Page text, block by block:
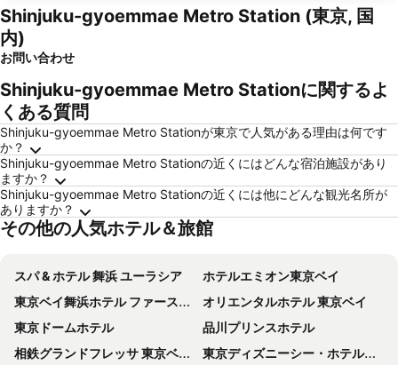
Shinjuku-gyoemmae Metro Station (東京, 国
内)
お問い合わせ
Shinjuku-gyoemmae Metro Stationに関するよ
くある質問
Shinjuku-gyoemmae Metro Stationが東京で人気がある理由は何です
か？
Shinjuku-gyoemmae Metro Stationの近くにはどんな宿泊施設があり
ますか？
Shinjuku-gyoemmae Metro Stationの近くには他にどんな観光名所が
ありますか？
その他の人気ホテル＆旅館
スパ & ホテル 舞浜 ユーラシア
ホテルエミオン東京ベイ
東京ベイ舞浜ホテル ファーストリゾート
オリエンタルホテル 東京ベイ
東京ドームホテル
品川プリンスホテル
相鉄グランドフレッサ 東京ベイ有明
東京ディズニーシー・ホテルミラコスタ